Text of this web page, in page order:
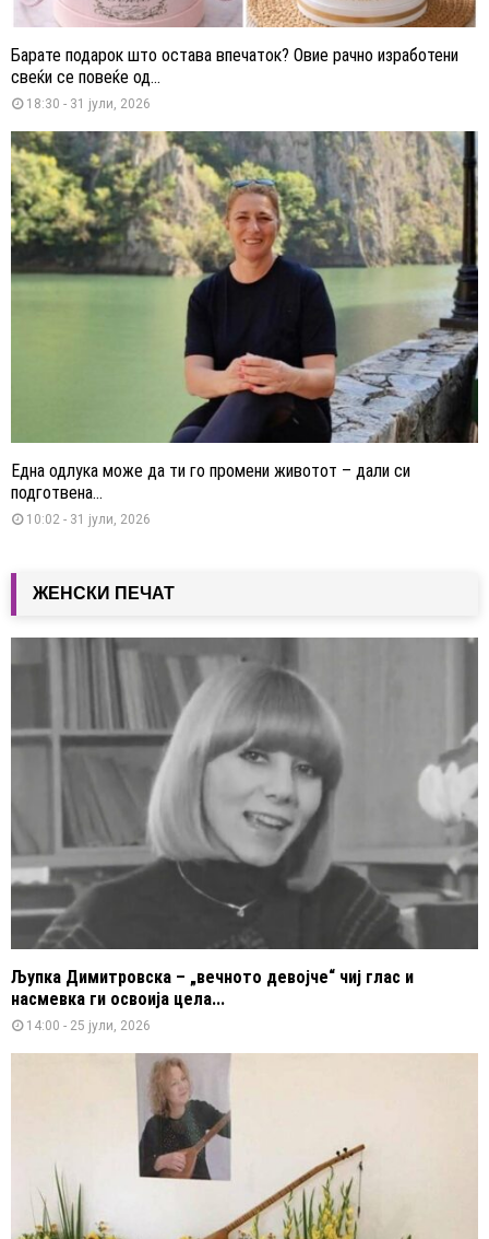
Барате подарок што остава впечаток? Овие рачно изработени
свеќи се повеќе од...
18:30 - 31 јули, 2026
Една одлука може да ти го промени животот – дали си
подготвена...
10:02 - 31 јули, 2026
ЖЕНСКИ ПЕЧАТ
Љупка Димитровска – „вечното девојче“ чиј глас и
насмевка ги освоија цела...
14:00 - 25 јули, 2026